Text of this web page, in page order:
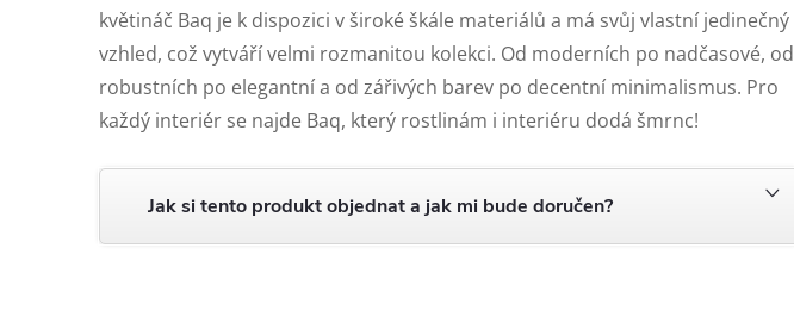
květináč Baq je k dispozici v široké škále materiálů a má svůj vlastní jedinečný
vzhled, což vytváří velmi rozmanitou kolekci. Od moderních po nadčasové, od
robustních po elegantní a od zářivých barev po decentní minimalismus. Pro
každý interiér se najde Baq, který rostlinám i interiéru dodá šmrnc!
Jak si tento produkt objednat a jak mi bude doručen?